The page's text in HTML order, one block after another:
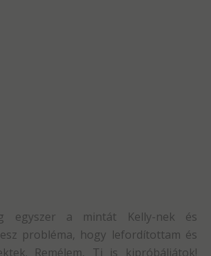
egyszer a mintát Kelly-nek és
probléma, hogy lefordítottam és
Remélem, Ti is kipróbáljátok!